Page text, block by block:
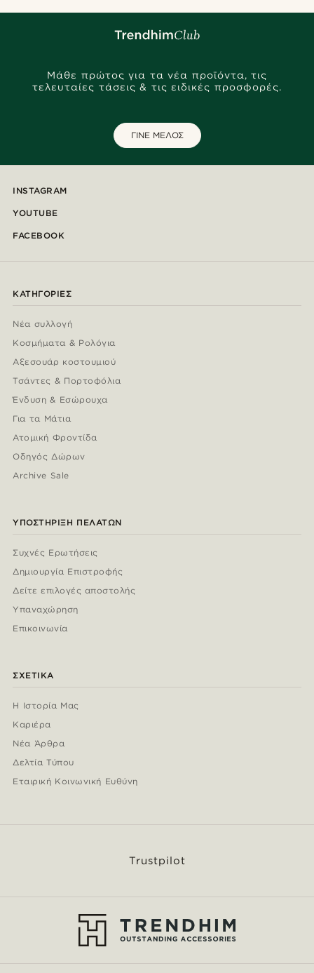
Μάθε πρώτος για τα νέα προϊόντα, τις
τελευταίες τάσεις & τις ειδικές προσφορές.
ΓΙΝΕ ΜΕΛΟΣ
INSTAGRAM
YOUTUBE
FACEBOOK
ΚΑΤΗΓΟΡΊΕΣ
Νέα συλλογή
Κοσμήματα & Ρολόγια
Αξεσουάρ κοστουμιού
Τσάντες & Πορτοφόλια
Ένδυση & Εσώρουχα
Για τα Μάτια
Ατομική Φροντίδα
Οδηγός Δώρων
Archive Sale
ΥΠΟΣΤΉΡΙΞΗ ΠΕΛΑΤΏΝ
Συχνές Ερωτήσεις
Δημιουργία Επιστροφής
Δείτε επιλογές αποστολής
Υπαναχώρηση
Επικοινωνία
ΣΧΕΤΙΚΆ
Η Ιστορία Μας
Καριέρα
Νέα Άρθρα
Δελτία Τύπου
Εταιρική Κοινωνική Ευθύνη
Trustpilot